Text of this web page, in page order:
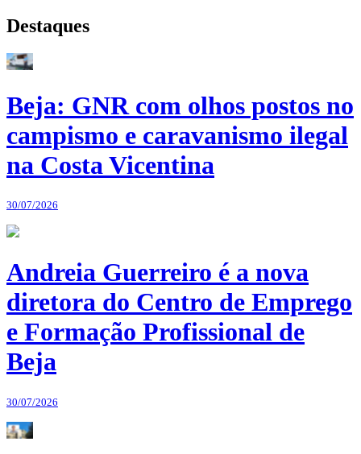
Destaques
Beja: GNR com olhos postos no
campismo e caravanismo ilegal
na Costa Vicentina
30/07/2026
Andreia Guerreiro é a nova
diretora do Centro de Emprego
e Formação Profissional de
Beja
30/07/2026